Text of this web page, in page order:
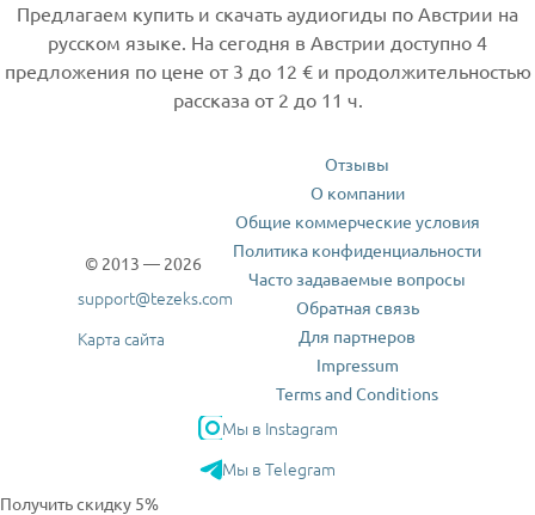
Предлагаем купить и скачать аудиогиды по Австрии на
русском языке. На сегодня в Австрии доступно 4
предложения по цене от 3 до 12 € и продолжительностью
рассказа от 2 до 11 ч.
© 2013 — 2026
support@tezeks.com
Карта сайта
Отзывы
О компании
Общие коммерческие условия
Политика конфиденциальности
Часто задаваемые вопросы
Обратная связь
Для партнеров
Impressum
Terms and Conditions
Мы в Instagram
Мы в Telegram
Получить скидку 5%